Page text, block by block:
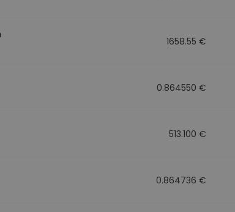
1658.55 €
0.864550 €
513.100 €
0.864736 €